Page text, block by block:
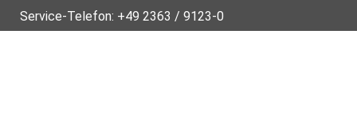
Service-Telefon: +49 2363 / 9123-0